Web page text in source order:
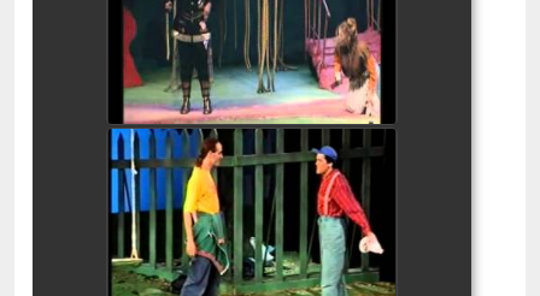
watch video
הכבש הששה עשר
watch video